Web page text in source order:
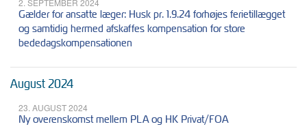
2. SEPTEMBER 2024
Gælder for ansatte læger: Husk pr. 1.9.24 forhøjes ferietillægget
og samtidig hermed afskaffes kompensation for store
bededagskompensationen
August 2024
23. AUGUST 2024
Ny overenskomst mellem PLA og HK Privat/FOA